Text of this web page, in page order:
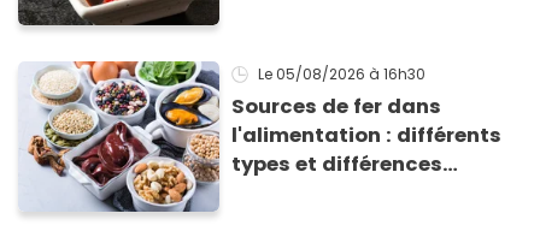
Le 05/08/2026 à 16h30
Sources de fer dans
l'alimentation : différents
types et différences